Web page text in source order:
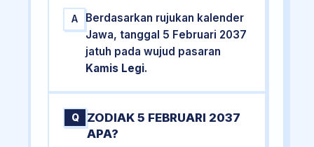
A
Berdasarkan rujukan kalender
Jawa, tanggal 5 Februari 2037
jatuh pada wujud pasaran
Kamis Legi.
Q
ZODIAK 5 FEBRUARI 2037
APA?